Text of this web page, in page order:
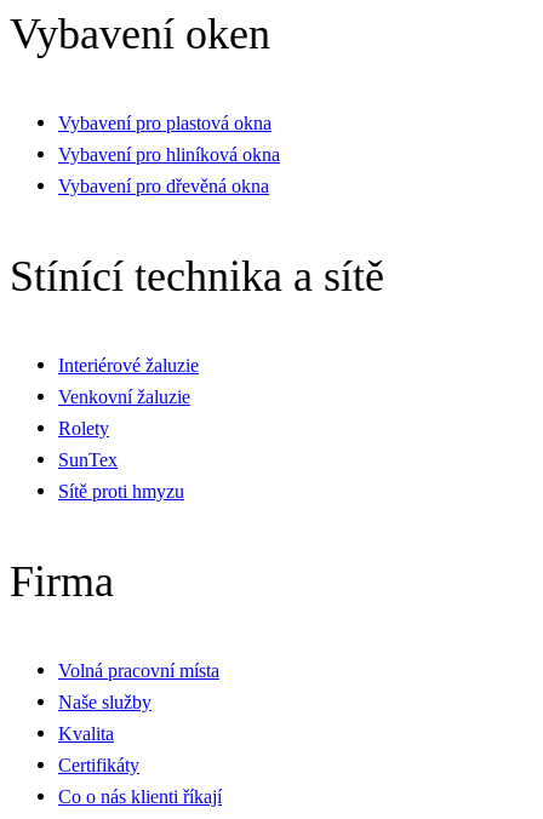
Vybavení oken
Vybavení pro plastová okna
Vybavení pro hliníková okna
Vybavení pro dřevěná okna
Stínící technika a sítě
Interiérové žaluzie
Venkovní žaluzie
Rolety
SunTex
Sítě proti hmyzu
Firma
Volná pracovní místa
Naše služby
Kvalita
Certifikáty
Co o nás klienti říkají